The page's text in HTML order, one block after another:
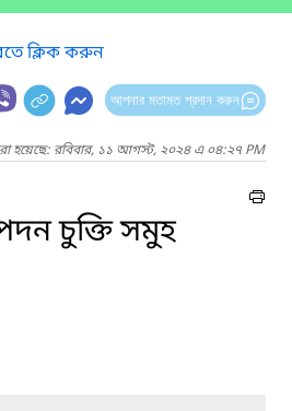
ক্লিক করুন
আপনার মতামত প্রদান করুন
হয়েছে: রবিবার, ১১ আগস্ট, ২০২৪ এ ০৪:২৭ PM
চুক্তি সমুহ